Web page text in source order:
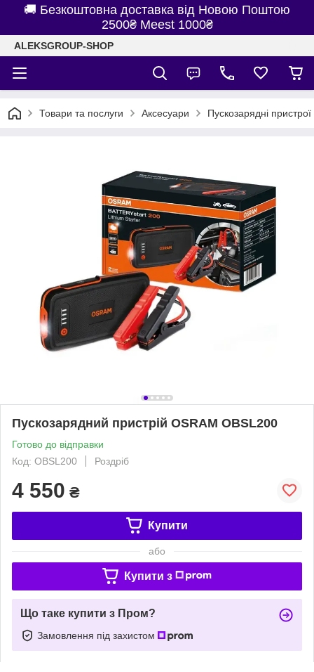
🚚 Безкоштовна доставка від Новою Поштою
2500₴ Meest 1000₴
ALEKSGROUP-SHOP
Товари та послуги Аксесуари Пускозарядні пристрої
Пускозарядний пристрій OSRAM OBSL200
Готово до відправки
Код: OBSL200
Роздріб
4 550 ₴
Купити
або
Купити з
Що таке купити з Пром?
Замовлення під захистом